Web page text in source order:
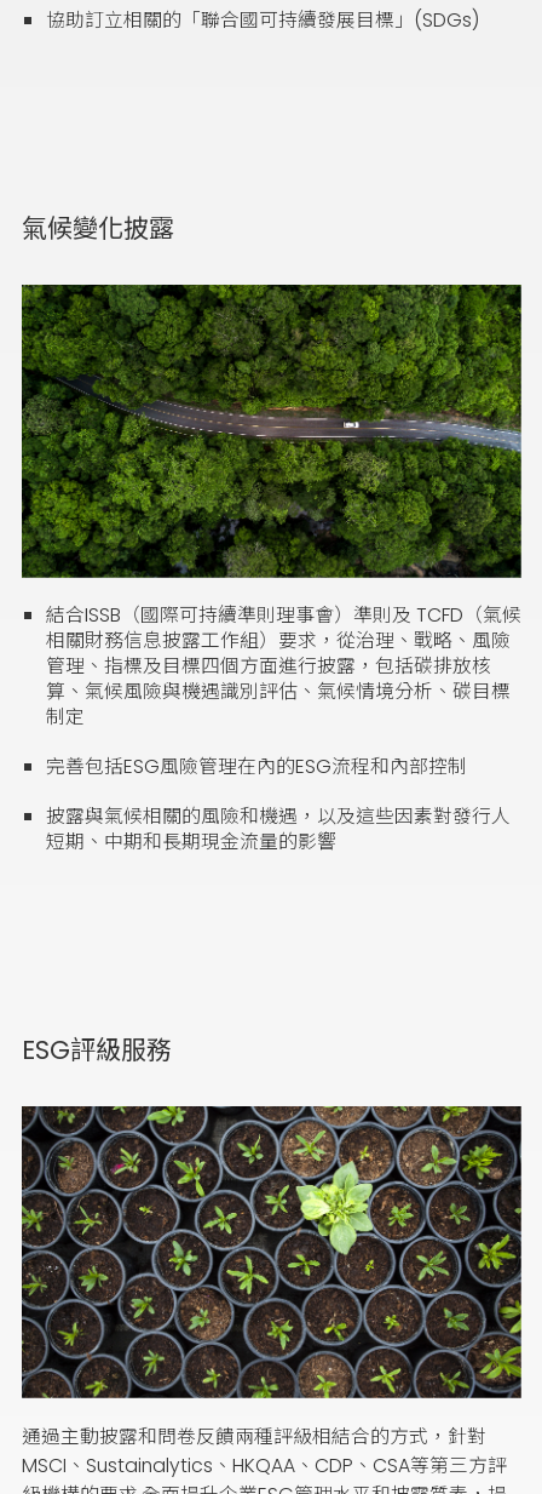
協助訂立相關的「聯合國可持續發展目標」(SDGs)
氣候變化披露
結合ISSB（國際可持續準則理事會）準則及 TCFD（氣候
相關財務信息披露工作組）要求，從治理、戰略、風險
管理、指標及目標四個方面進行披露，包括碳排放核
算、氣候風險與機遇識別評估、氣候情境分析、碳目標
制定
完善包括ESG風險管理在內的ESG流程和內部控制
披露與氣候相關的風險和機遇，以及這些因素對發行人
短期、中期和長期現金流量的影響
ESG評級服務
通過主動披露和問卷反饋兩種評級相結合的方式，針對
MSCI、Sustainalytics、HKQAA、CDP、CSA等第三方評